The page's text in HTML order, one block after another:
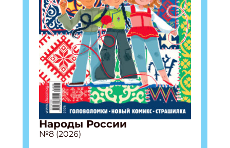
Народы России
№8 (2026)